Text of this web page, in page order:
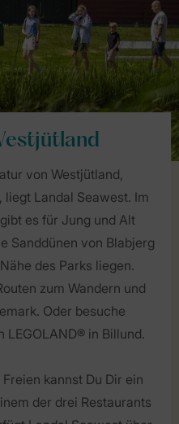
von Westjütland,
Landal Seawest. Im
es für Jung und Alt
Sanddünen von Blabjerg
des Parks liegen.
zum Wandern und
Oder besuche
LEGOLAND® in Billund.
kannst Du Dir ein
der drei Restaurants